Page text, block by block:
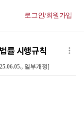
로그인/회원가입
률 시행규칙
일부개정]